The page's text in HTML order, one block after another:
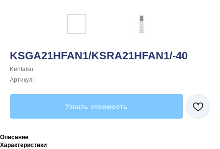
KSGA21HFAN1/KSRA21HFAN1/-40
Kentatsu
Артикул:
Узнать стоимость
Описание
Характеристики